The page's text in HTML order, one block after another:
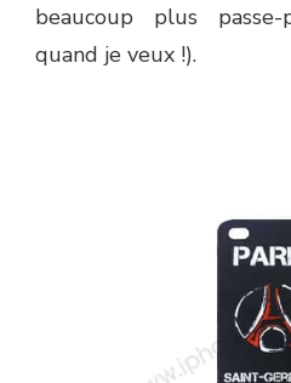
beaucoup plus
quand je veux !).